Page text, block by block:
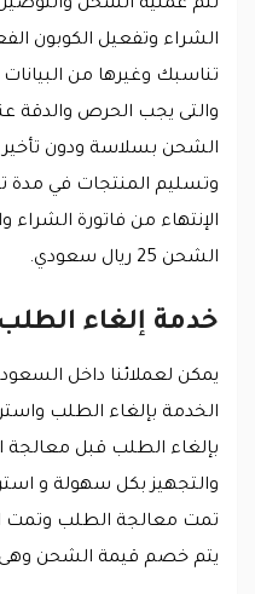
تتم عملية الشحن
الشراء وتفعيل الكوبون
تناسبك وغيرها من البيانات
والتى يجب الحرص والدقة
الشحن بسلاسة ودون
الإنتهاء من فاتورة الشراء
الشحن 25 ريال سعودي.
خدمة إلغاء الطلب
يمكن لعملائنا داخل
الخدمة بإلغاء الطلب
بإلغاء الطلب قبل معالجة
والتجهيز بكل سهولة و
تمت معالجة الطلب وتمت
يتم خصم قيمة الشحن وهى 25 ريال سعودي.